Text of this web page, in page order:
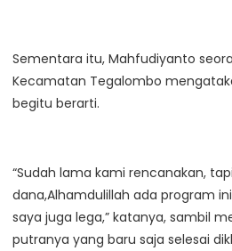
Sementara itu, Mahfudiyanto
Kecamatan Tegalombo
begitu berarti.
“Sudah lama kami rencanakan,
dana,Alhamdulillah ada program
saya juga lega,” katanya, sambil
putranya yang baru saja selesai